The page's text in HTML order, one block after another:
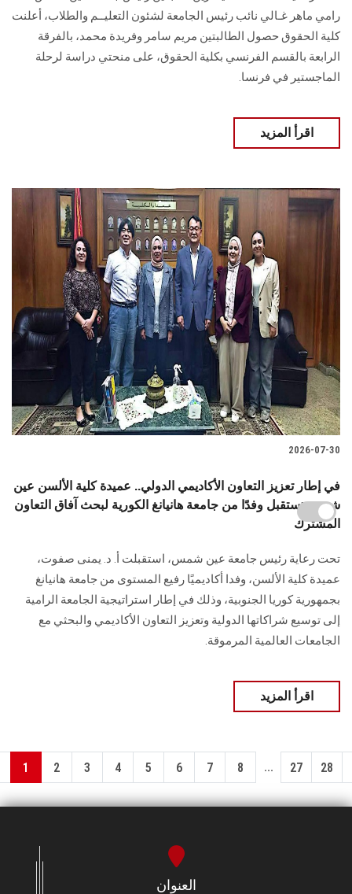
رامي ماهر غـالي نائب رئيس الجامعة لشئون التعليــم والطلاب، أعلنت
كلية الحقوق حصول الطالبتين مريم سامر وفريدة محمد، بالفرقة
الرابعة بالقسم الفرنسي بكلية الحقوق، على منحتي دراسة لرحلة
الماجستير في فرنسا.
اقرأ المزيد
2026-07-30
في إطار تعزيز التعاون الأكاديمي الدولي.. عميدة كلية الألسن عين
شمس تستقبل وفدًا من جامعة هانيانغ الكورية لبحث آفاق التعاون
المشترك
تحت رعاية رئيس جامعة عين شمس، استقبلت أ. د. يمنى صفوت،
عميدة كلية الألسن، وفدا أكاديميًا رفيع المستوى من جامعة هانيانغ
بجمهورية كوريا الجنوبية، وذلك في إطار استراتيجية الجامعة الرامية
إلى توسيع شراكاتها الدولية وتعزيز التعاون الأكاديمي والبحثي مع
الجامعات العالمية المرموقة.
اقرأ المزيد
1 2 3 4 5 6 7 8 ... 27 28
العنوان